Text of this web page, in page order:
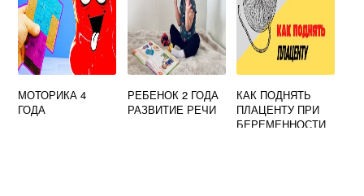
СНИМАТЬ?
МОТОРИКА 4
ГОДА
РЕБЕНОК 2 ГОДА
РАЗВИТИЕ РЕЧИ
КАК ПОДНЯТЬ
ПЛАЦЕНТУ ПРИ
БЕРЕМЕННОСТИ